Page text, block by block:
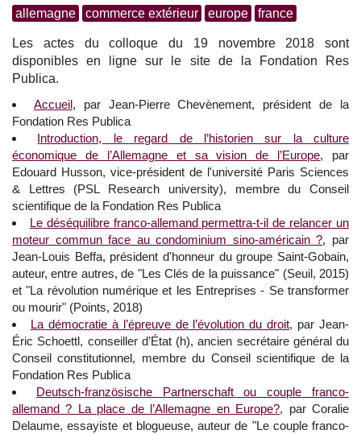
allemagne commerce extérieur europe france
Les actes du colloque du 19 novembre 2018 sont
disponibles en ligne sur le site de la Fondation Res
Publica.
Accueil, par Jean-Pierre Chevènement, président de la
Fondation Res Publica
Introduction, le regard de l’historien sur la culture
économique de l’Allemagne et sa vision de l’Europe, par
Edouard Husson, vice-président de l'université Paris Sciences
& Lettres (PSL Research university), membre du Conseil
scientifique de la Fondation Res Publica
Le déséquilibre franco-allemand permettra-t-il de relancer un
moteur commun face au condominium sino-américain ?, par
Jean-Louis Beffa, président d'honneur du groupe Saint-Gobain,
auteur, entre autres, de "Les Clés de la puissance" (Seuil, 2015)
et "La révolution numérique et les Entreprises - Se transformer
ou mourir" (Points, 2018)
La démocratie à l’épreuve de l’évolution du droit, par Jean-
Éric Schoettl, conseiller d’État (h), ancien secrétaire général du
Conseil constitutionnel, membre du Conseil scientifique de la
Fondation Res Publica
Deutsch-französische Partnerschaft ou couple franco-
allemand ? La place de l’Allemagne en Europe?, par Coralie
Delaume, essayiste et blogueuse, auteur de "Le couple franco-